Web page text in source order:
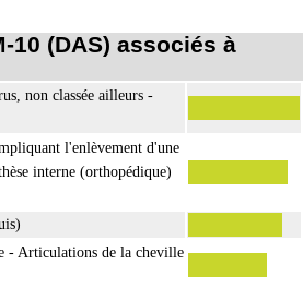
10 (DAS) associés à
non classée ailleurs -
l'enlèvement d'une
interne (orthopédique)
- Articulations de la cheville